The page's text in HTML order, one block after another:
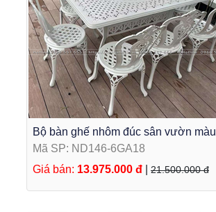
Bộ bàn ghế nhôm đúc sân vườn màu
trắng 6 ghế B146-6GA18
Mã SP: ND146-6GA18
Giá bán: 13.975.000 đ 21.500.000 đ